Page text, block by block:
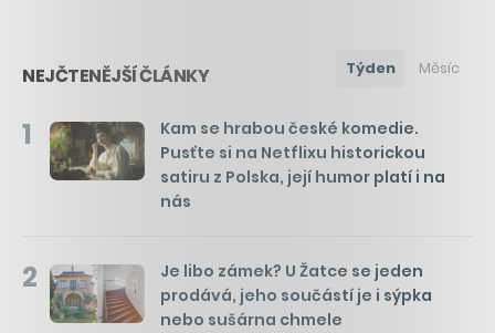
NEJČTENĚJŠÍ ČLÁNKY Týden Měsíc
1
Kam se hrabou české komedie.
Pusťte si na Netflixu historickou
satiru z Polska, její humor platí i na
nás
2
Je libo zámek? U Žatce se jeden
prodává, jeho součástí je i sýpka
nebo sušárna chmele